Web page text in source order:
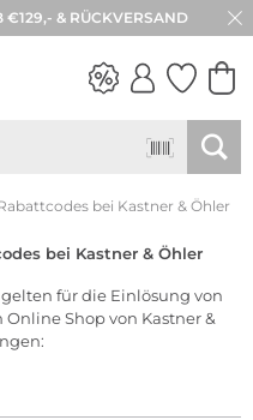
€129,- & RÜCKVERSAND
bei Kastner & Öhler
bei Kastner & Öhler
für die Einlösung von
Shop von Kastner &